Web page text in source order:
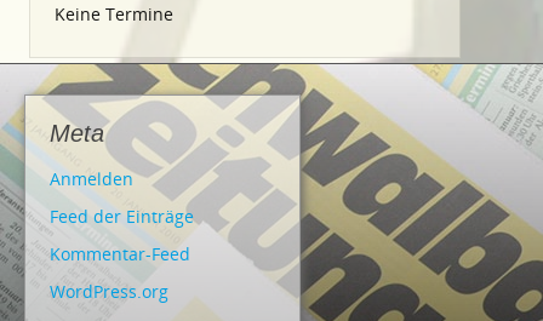
Keine Termine
Meta
Anmelden
Feed der Einträge
Kommentar-Feed
WordPress.org